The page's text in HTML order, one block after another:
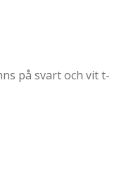
249,00
på svart och vit t-